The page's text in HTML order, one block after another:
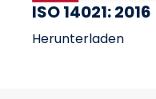
ISO 14021: 2016
Herunterladen